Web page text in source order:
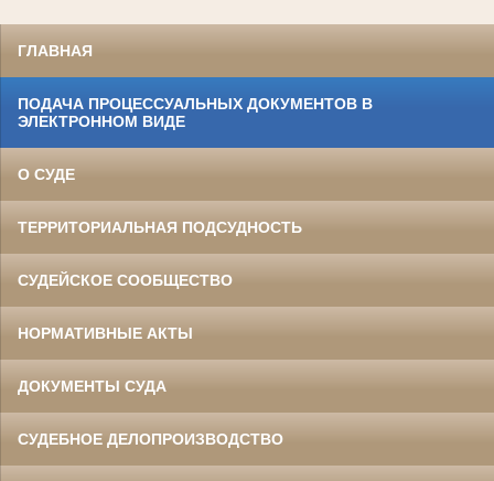
ГЛАВНАЯ
ПОДАЧА ПРОЦЕССУАЛЬНЫХ ДОКУМЕНТОВ В
ЭЛЕКТРОННОМ ВИДЕ
О СУДЕ
ТЕРРИТОРИАЛЬНАЯ ПОДСУДНОСТЬ
СУДЕЙСКОЕ СООБЩЕСТВО
НОРМАТИВНЫЕ АКТЫ
ДОКУМЕНТЫ СУДА
СУДЕБНОЕ ДЕЛОПРОИЗВОДСТВО